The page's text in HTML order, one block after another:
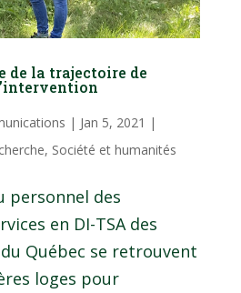
de la trajectoire de
| Jan 5, 2021 |
, Société et humanités
personnel des
en DI-TSA des
du Québec se retrouvent
loges pour